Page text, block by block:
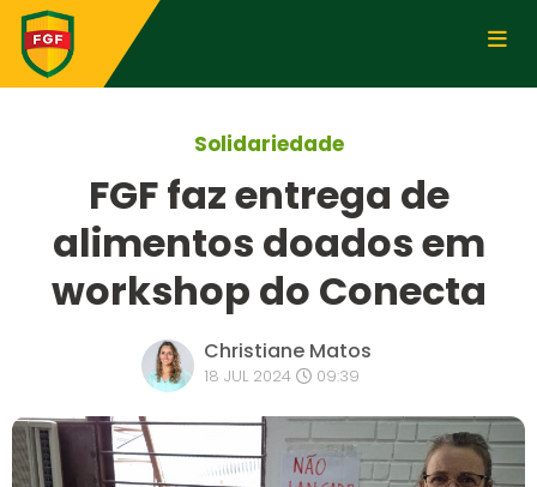
Solidariedade
FGF faz entrega de
alimentos doados em
workshop do Conecta
Christiane Matos
18 JUL 2024 09:39